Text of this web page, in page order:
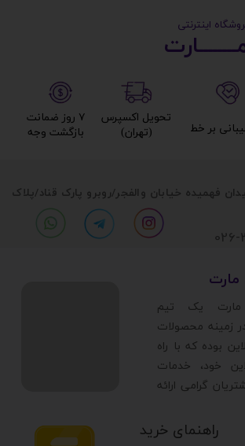
فهمیده خیابان والفجر/روبرو پارک قناد/پلاک
راهنمای خرید
مارت
مارت یک تیم
زمینه محصولات
بوده که با راه
خود، خدمات
گرامی ارائه
اینترنتی
۷ روز ضمانت
بازگشت وجه​​​​​​​
تحویل اکسپرس
(تهران)​​​​​​​
بر خط​​​​​​​